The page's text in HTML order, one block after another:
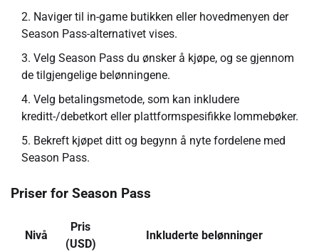
Naviger til in-game butikken eller hovedmenyen der
Season Pass-alternativet vises.
Velg Season Pass du ønsker å kjøpe, og se gjennom
de tilgjengelige belønningene.
Velg betalingsmetode, som kan inkludere
kreditt-/debetkort eller plattformspesifikke lommebøker.
Bekreft kjøpet ditt og begynn å nyte fordelene med
Season Pass.
Priser for Season Pass
Nivå
Pris
(USD)
Inkluderte belønninger